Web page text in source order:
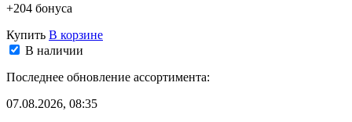
+204 бонуса
Купить В корзине
В наличии
Последнее обновление ассортимента:
07.08.2026, 08:35